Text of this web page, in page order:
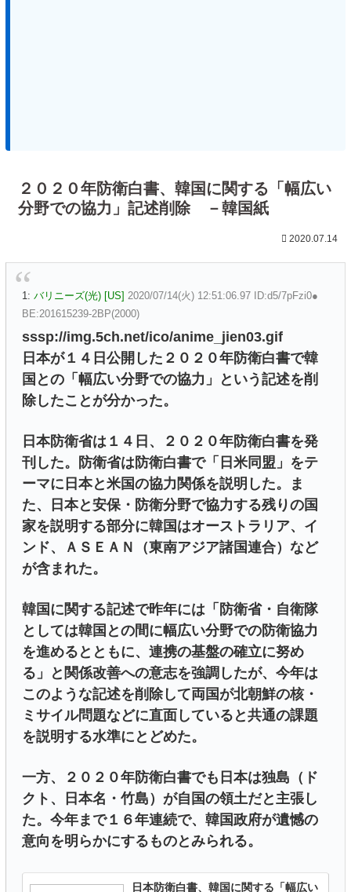
２０２０年防衛白書、韓国に関する「幅広い
分野での協力」記述削除 －韓国紙
2020.07.14
1: バリニーズ(光) [US] 2020/07/14(火) 12:51:06.97 ID:d5/7pFzi0●
BE:201615239-2BP(2000)
sssp://img.5ch.net/ico/anime_jien03.gif
日本が１４日公開した２０２０年防衛白書で韓
国との「幅広い分野での協力」という記述を削
除したことが分かった。
日本防衛省は１４日、２０２０年防衛白書を発
刊した。防衛省は防衛白書で「日米同盟」をテ
ーマに日本と米国の協力関係を説明した。ま
た、日本と安保・防衛分野で協力する残りの国
家を説明する部分に韓国はオーストラリア、イ
ンド、ＡＳＥＡＮ（東南アジア諸国連合）など
が含まれた。
韓国に関する記述で昨年には「防衛省・自衛隊
としては韓国との間に幅広い分野での防衛協力
を進めるとともに、連携の基盤の確立に努め
る」と関係改善への意志を強調したが、今年は
このような記述を削除して両国が北朝鮮の核・
ミサイル問題などに直面していると共通の課題
を説明する水準にとどめた。
一方、２０２０年防衛白書でも日本は独島（ド
クト、日本名・竹島）が自国の領土だと主張し
た。今年まで１６年連続で、韓国政府が遺憾の
意向を明らかにするものとみられる。
日本防衛白書、韓国に関する「幅広い